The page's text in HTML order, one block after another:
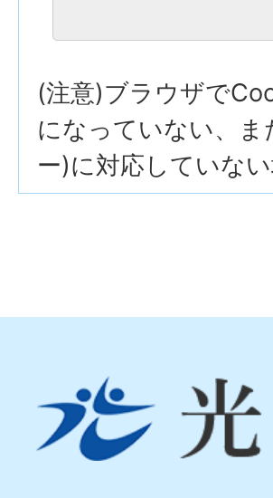
(注意)ブラウザで
になっていない、
ー)に対応していな
市
Hikari